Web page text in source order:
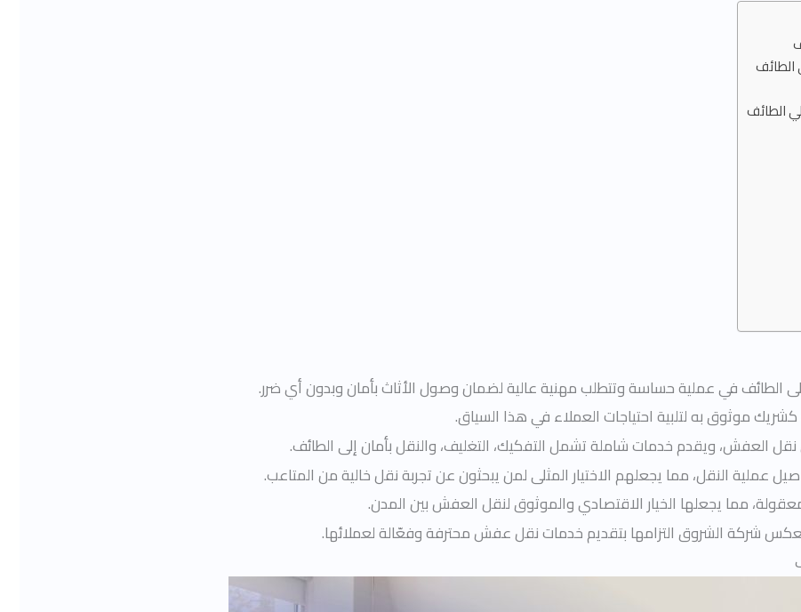
الطائف
في عملية حساسة وتتطلب مهنية عالية لضمان وصول الأثاث بأمان وبدون أي ضرر.
موثوق به لتلبية احتياجات العملاء في هذا السياق.
العفش، ويقدم خدمات شاملة تشمل التفكيك، التغليف، والنقل بأمان إلى الطائف.
النقل، مما يجعلهم الاختيار المثلى لمن يبحثون عن تجربة نقل خالية من المتاعب.
مما يجعلها الخيار الاقتصادي والموثوق لنقل العفش بين المدن.
تعكس شركة الشروق التزامها بتقديم خدمات نقل عفش محترفة وفعّالة لعملائها.